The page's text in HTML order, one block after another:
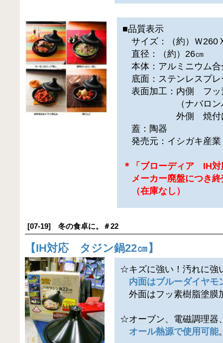
■品質表示
サイズ：（約）Ｗ260
直径：（約）26㎝
本体：アルミニウム合
底面：ステンレスプレ
表面加工：内側 フッ
（ナバロンハー
外側 焼付け
蓋：陶器
発売元：イシガキ産業
＊「ブローディア IH
メーカー廃盤につき終
（在庫なし）
[07-19] 冬の食卓に。＃22
【IH対応 タジン鍋22㎝ 】
☆キズに強い！汚れに強
内面はブルーダイヤモ
外面はフッ素樹脂塗膜
☆オーブン、電磁調理器
オール熱源で使用可能